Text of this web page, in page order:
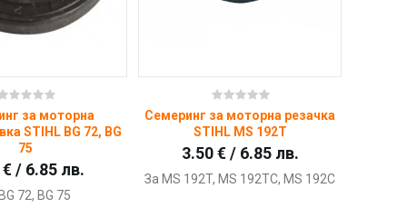
Купи
за моторна
STIHL BG 72, BG
75
/ 6.85 лв.
72, BG 75
Купи
Семеринг за моторна резачка
STIHL MS 192T
3.50 € / 6.85 лв.
За MS 192T, MS 192TC, MS 192C